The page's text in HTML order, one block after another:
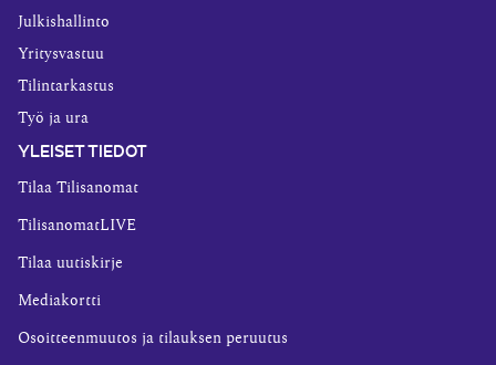
Julkishallinto
Yritysvastuu
Tilintarkastus
Työ ja ura
YLEISET TIEDOT
Tilaa Tilisanomat
TilisanomatLIVE
Tilaa uutiskirje
Mediakortti
Osoitteenmuutos ja tilauksen peruutus